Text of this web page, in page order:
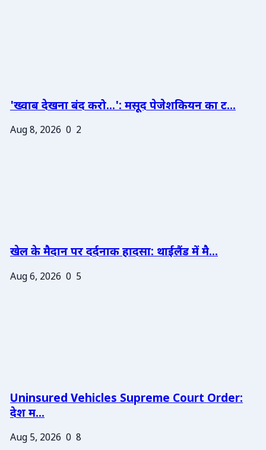
'ख्वाब देखना बंद करो...': मसूद पेजेशकियन का ट...
Aug 8, 2026 0 2
खेल के मैदान पर दर्दनाक हादसा: थाईलैंड में मै...
Aug 6, 2026 0 5
Uninsured Vehicles Supreme Court Order:
देश म...
Aug 5, 2026 0 8